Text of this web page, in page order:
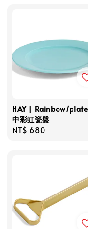
HAY | Rainbow/plate
中彩虹瓷盤
Regular
NT$ 680